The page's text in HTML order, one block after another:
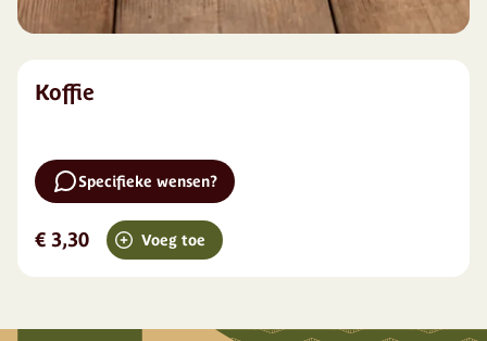
Koffie
Specifieke wensen?
€ 3,30 Voeg toe